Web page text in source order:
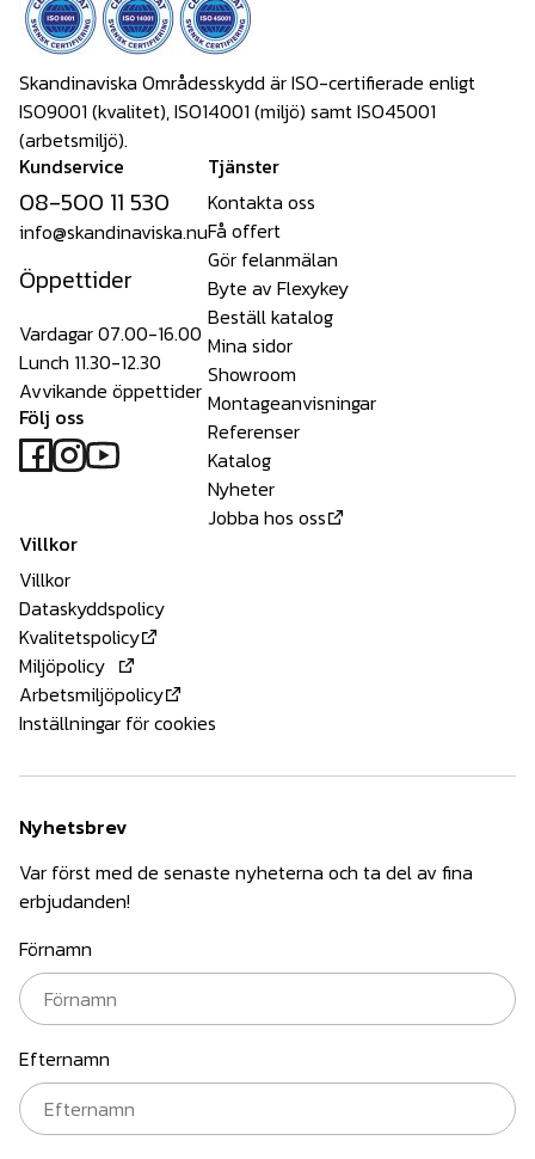
Skandinaviska Områdesskydd är ISO-certifierade enligt
ISO9001 (kvalitet), ISO14001 (miljö) samt ISO45001
(arbetsmiljö).
Kundservice
08-500 11 530
info@skandinaviska.nu
Öppettider
Vardagar 07.00-16.00
Lunch 11.30-12.30
Avvikande öppettider
Följ oss
Tjänster
Kontakta oss
Få offert
Gör felanmälan
Byte av Flexykey
Beställ katalog
Mina sidor
Showroom
Montageanvisningar
Referenser
Katalog
Nyheter
Jobba hos oss
Villkor
Villkor
Dataskyddspolicy
Kvalitetspolicy
Miljöpolicy
Arbetsmiljöpolicy
Inställningar för cookies
Nyhetsbrev
Var först med de senaste nyheterna och ta del av fina
erbjudanden!
Förnamn
Efternamn